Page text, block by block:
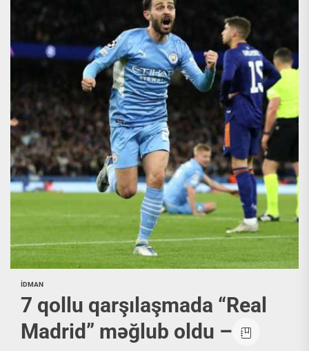
İDMAN
7 qollu qarşılaşmada “Real
Madrid” məğlub oldu –